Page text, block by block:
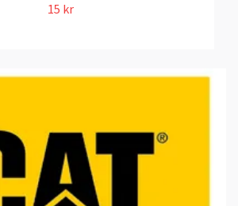
15 kr